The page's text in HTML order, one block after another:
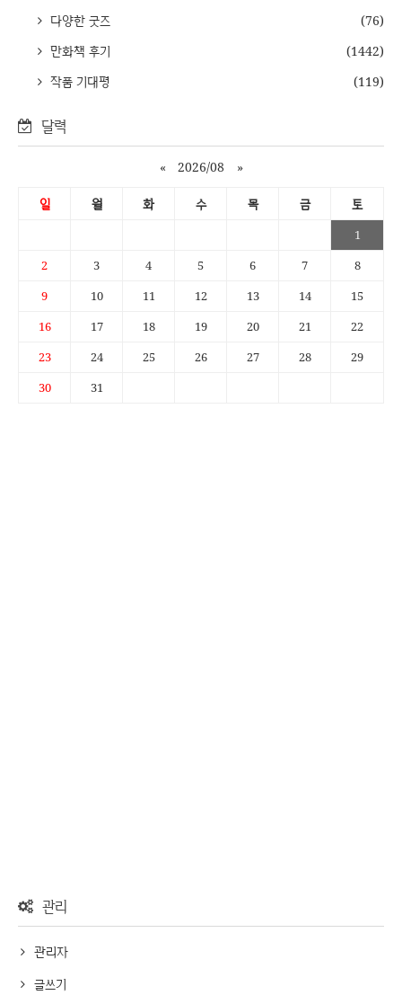
다양한 굿즈
(76)
만화책 후기
(1442)
작품 기대평
(119)
달력
« 2026/08 »
일 월 화 수 목 금 토
1
2
3 4 5 6 7
8
9
10 11 12 13 14
15
16
17 18 19 20 21
22
23
24 25 26 27 28
29
30
31
관리
관리자
글쓰기